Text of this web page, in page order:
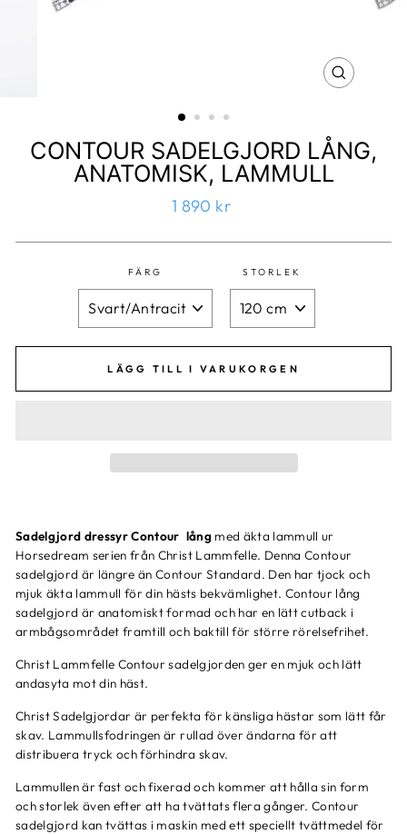
CONTOUR SADELGJORD LÅNG,
ANATOMISK, LAMMULL
1 890 kr
FÄRG STORLEK
LÄGG TILL I VARUKORGEN
Sadelgjord dressyr Contour lång med äkta lammull ur
Horsedream serien från Christ Lammfelle. Denna Contour
sadelgjord är längre än Contour Standard. Den har tjock och
mjuk äkta lammull för din hästs bekvämlighet. Contour lång
sadelgjord är anatomiskt formad och har en lätt cutback i
armbågsområdet framtill och baktill för större rörelsefrihet.
Christ Lammfelle Contour sadelgjorden ger en mjuk och lätt
andasyta mot din häst.
Christ Sadelgjordar är perfekta för känsliga hästar som lätt får
skav. Lammullsfodringen är rullad över ändarna för att
distribuera tryck och förhindra skav.
Lammullen är fast och fixerad och kommer att hålla sin form
och storlek även efter att ha tvättats flera gånger. Contour
sadelgjord kan tvättas i maskin med ett speciellt tvättmedel för